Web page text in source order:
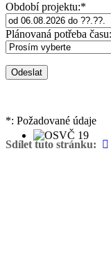
Období projektu:*
Plánovaná potřeba
*: Požadované údaje
Sdílet tuto stránku: